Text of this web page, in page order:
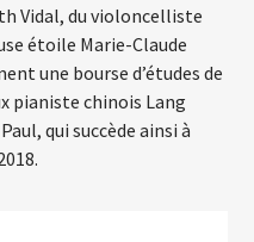
Vidal, du violoncelliste
étoile Marie-Claude
une bourse d’études de
pianiste chinois Lang
qui succède ainsi à